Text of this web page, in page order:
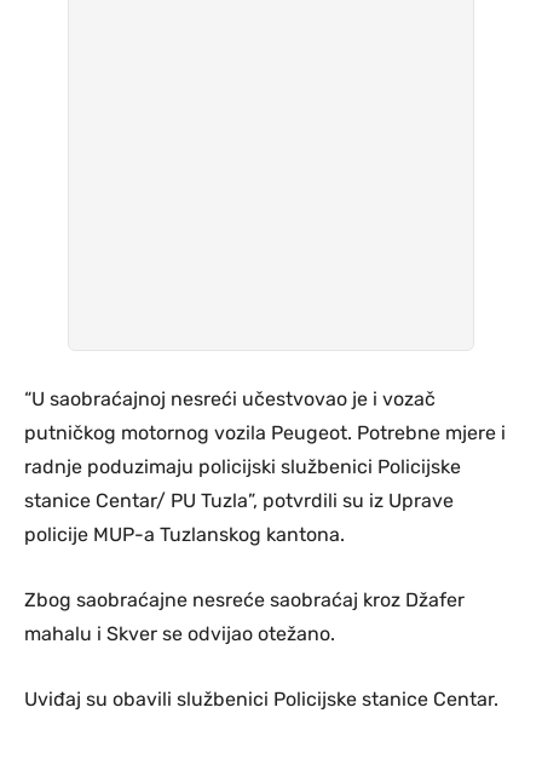
“U saobraćajnoj nesreći učestvovao je i vozač
putničkog motornog vozila Peugeot. Potrebne mjere i
radnje poduzimaju policijski službenici Policijske
stanice Centar/ PU Tuzla”, potvrdili su iz Uprave
policije MUP-a Tuzlanskog kantona.
Zbog saobraćajne nesreće saobraćaj kroz Džafer
mahalu i Skver se odvijao otežano.
Uviđaj su obavili službenici Policijske stanice Centar.